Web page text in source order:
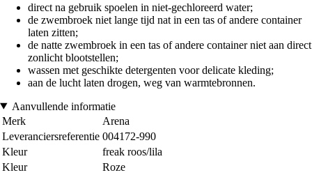
direct na gebruik spoelen in niet-gechloreerd water;
de zwembroek niet lange tijd nat in een tas of andere container
laten zitten;
de natte zwembroek in een tas of andere container niet aan direct
zonlicht blootstellen;
wassen met geschikte detergenten voor delicate kleding;
aan de lucht laten drogen, weg van warmtebronnen.
Aanvullende informatie
Merk
Arena
Leveranciersreferentie 004172-990
Kleur
freak roos/lila
Kleur
Roze